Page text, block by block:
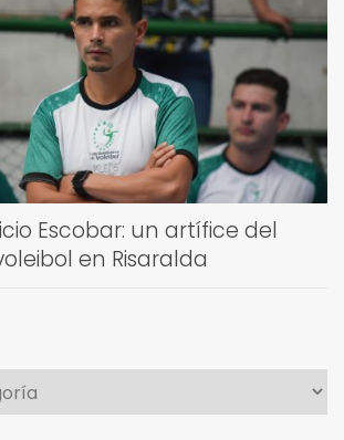
Escobar: un artífice del
en Risaralda